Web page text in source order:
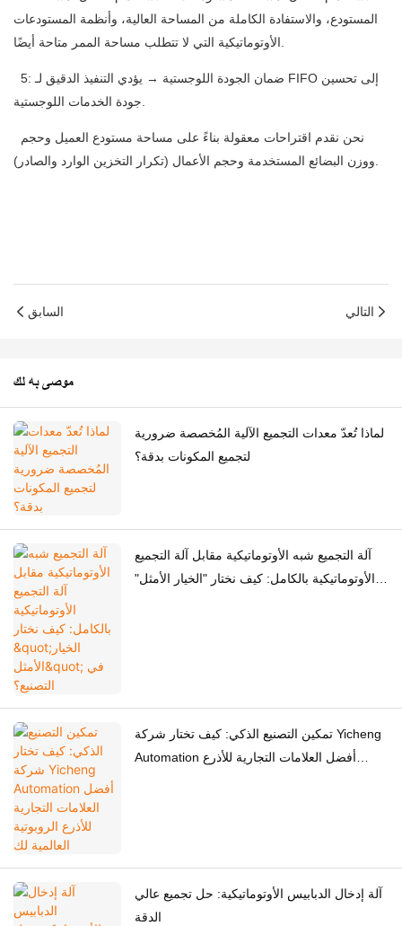
المستودع، والاستفادة الكاملة من المساحة العالية، وأنظمة المستودعات
الأوتوماتيكية التي لا تتطلب مساحة الممر متاحة أيضًا.
5: ضمان الجودة اللوجستية → يؤدي التنفيذ الدقيق لـ FIFO إلى تحسين
جودة الخدمات اللوجستية.
ووزن البضائع المستخدمة وحجم الأعمال (تكرار التخزين الوارد والصادر).
السابق التالي
موصى به لك
لماذا تُعدّ معدات التجميع الآلية المُخصصة ضرورية
لتجميع المكونات بدقة؟
آلة التجميع شبه الأوتوماتيكية مقابل آلة التجميع
الأوتوماتيكية بالكامل: كيف نختار "الخيار الأمثل"
تمكين التصنيع الذكي: كيف تختار شركة Yicheng
Automation أفضل العلامات التجارية للأذرع
آلة إدخال الدبابيس الأوتوماتيكية: حل تجميع عالي
الدقة